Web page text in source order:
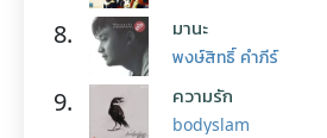
8. มานะ
พงษ์สิทธิ์ คำภีร์
9. ความรัก
bodyslam